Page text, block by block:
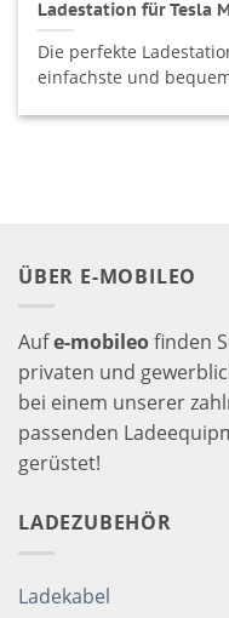
Ladestation für Tesla
Die perfekte
einfachste und
ÜBER E-MOBILEO
Aufe-mobileofinden
privaten und
bei einem unserer
passenden
gerüstet!
LADEZUBEHÖR
Ladekabel